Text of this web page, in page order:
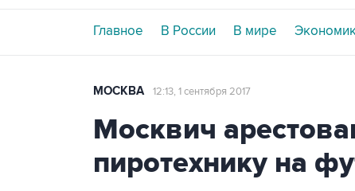
Главное В России В мире
МОСКВА 12:13, 1 сентября 2017
Москвич
пиротехнику на